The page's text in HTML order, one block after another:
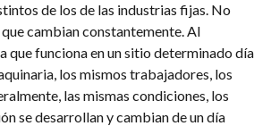
de los de las industrias fijas. No
cambian constantemente. Al
que funciona en un sitio determinado día
los mismos trabajadores, los
las mismas condiciones, los
se desarrollan y cambian de un día